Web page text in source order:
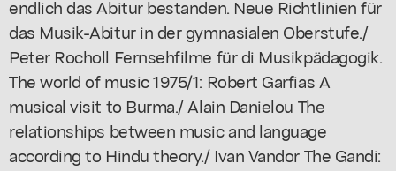
endlich das Abitur bestanden. Neue Richtlinien für
das Musik-Abitur in der gymnasialen Oberstufe./
Peter Rocholl Fernsehfilme für di Musikpädagogik.
The world of music 1975/1: Robert Garfias A
musical visit to Burma./ Alain Danielou The
relationships between music and language
according to Hindu theory./ Ivan Vandor The Gandi: